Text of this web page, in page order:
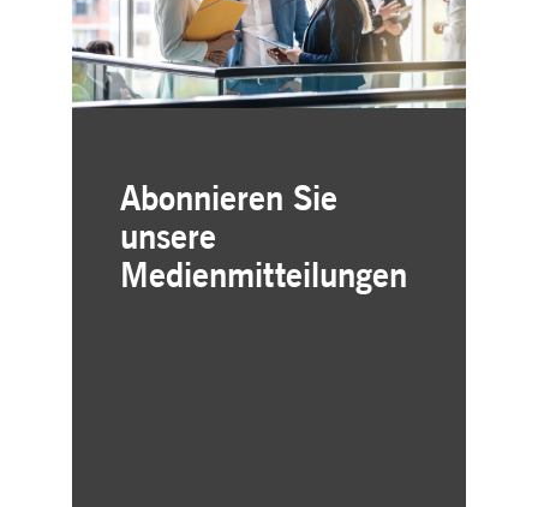
Abonnieren Sie
unsere
Medienmitteilungen